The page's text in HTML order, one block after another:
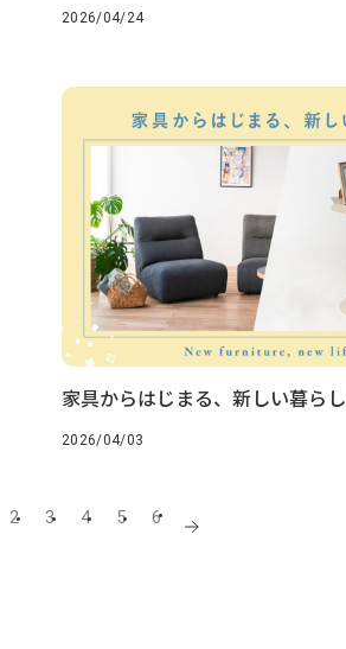
2026/04/24
家具からはじまる、新しい暮らし
2026/04/03
2 3 4 5 6